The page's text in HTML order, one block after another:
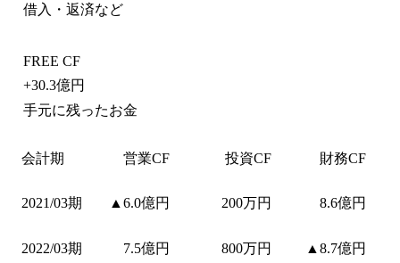
借入・返済など
FREE CF
+30.3億円
手元に残ったお金
会計期 営業CF 投資CF 財務CF
2021/03期 ▲6.0億円 200万円 8.6億円
2022/03期 7.5億円 800万円 ▲8.7億円